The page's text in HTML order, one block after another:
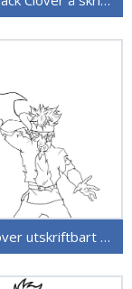
Black Clover utskriftbart bilde